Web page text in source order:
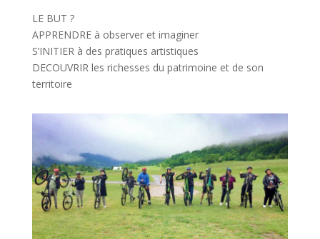
LE BUT ?
APPRENDRE à observer et imaginer
S’INITIER à des pratiques artistiques
DECOUVRIR les richesses du patrimoine et de son
territoire